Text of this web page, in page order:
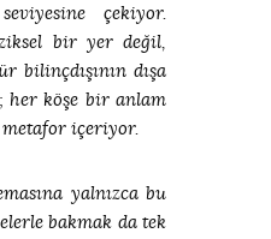
çekiyor.
bir yer değil,
bilinçdışının dışa
köşe bir anlam
metafor içeriyor.
yalnızca bu
bakmak da tek